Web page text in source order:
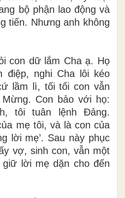
bộ phận lao động và
tiến. Nhưng anh không
con dữ lắm Cha ạ. Họ
điệp, nghi Cha lôi kéo
lầm lì, tối tối con vẫn
Con bảo với họ:
tôi tuân lệnh Đảng.
mẹ tôi, và là con của
lời mẹ’. Sau này phục
vợ, sinh con, vẫn một
lời mẹ dặn cho đến